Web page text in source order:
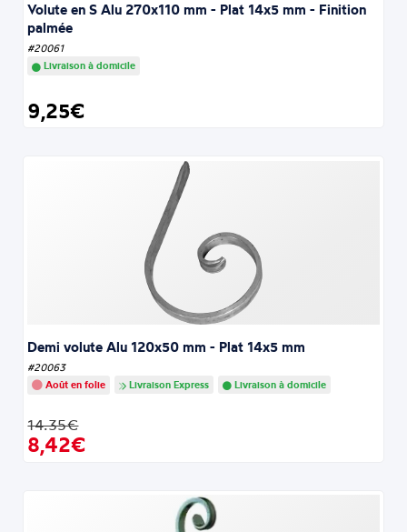
Volute en S Alu 270x110 mm - Plat 14x5 mm - Finition
palmée
#20061
Livraison à domicile
9,25€
Demi volute Alu 120x50 mm - Plat 14x5 mm
#20063
Août en folie
Livraison Express Livraison à domicile
14.35€
8,42€